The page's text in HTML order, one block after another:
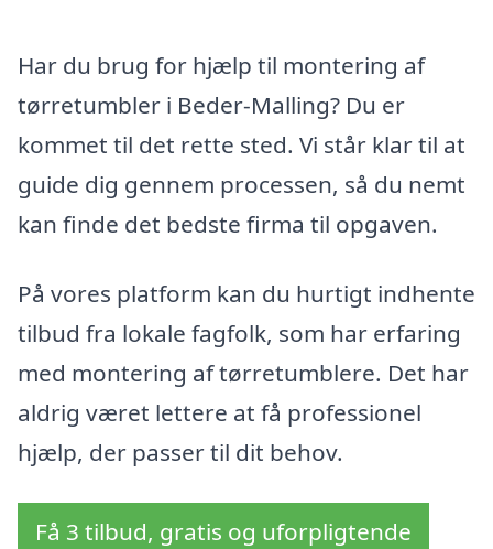
Har du brug for hjælp til montering af
tørretumbler i Beder-Malling? Du er
kommet til det rette sted. Vi står klar til at
guide dig gennem processen, så du nemt
kan finde det bedste firma til opgaven.
På vores platform kan du hurtigt indhente
tilbud fra lokale fagfolk, som har erfaring
med montering af tørretumblere. Det har
aldrig været lettere at få professionel
hjælp, der passer til dit behov.
Få 3 tilbud, gratis og uforpligtende